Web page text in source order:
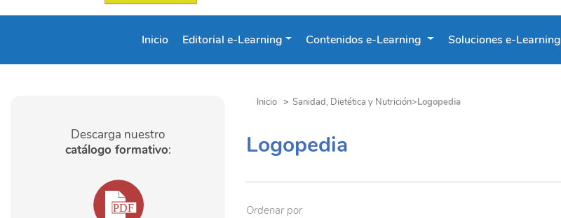
Inicio Editorial e-Learning Contenidos e-Learning Soluciones e-Learning
Descarga nuestro
catálogo formativo:
Inicio > Sanidad, Dietética y Nutrición>Logopedia
Logopedia
Ordenar por